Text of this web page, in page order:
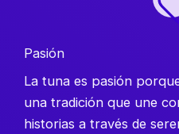
Pasión
La tuna es pasión
una tradición que une
historias a través de